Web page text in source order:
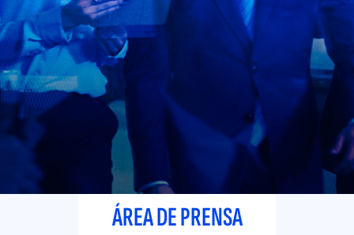
d
i
t
t
o
r
i
ÁREA DE PRENSA